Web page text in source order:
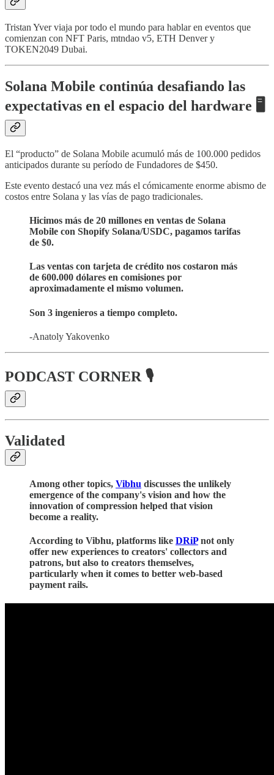
Tristan Yver viaja por todo el mundo para hablar en eventos que
comienzan con NFT Paris, mtndao v5, ETH Denver y
TOKEN2049 Dubai.
Solana Mobile continúa desafiando las
expectativas en el espacio del hardware 🖥️
El “producto” de Solana Mobile acumuló más de 100.000 pedidos
anticipados durante su período de Fundadores de $450.
Este evento destacó una vez más el cómicamente enorme abismo de
costos entre Solana y las vías de pago tradicionales.
Hicimos más de 20 millones en ventas de Solana
Mobile con Shopify Solana/USDC, pagamos tarifas
de $0.
Las ventas con tarjeta de crédito nos costaron más
de 600.000 dólares en comisiones por
aproximadamente el mismo volumen.
Son 3 ingenieros a tiempo completo.
-Anatoly Yakovenko
PODCAST CORNER 🎙️
Validated
Among other topics, Vibhu discusses the unlikely
emergence of the company's vision and how the
innovation of compression helped that vision
become a reality.
According to Vibhu, platforms like DRiPnot only
offer new experiences to creators' collectors and
patrons, but also to creators themselves,
particularly when it comes to better web-based
payment rails.